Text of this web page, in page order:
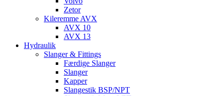
Zetor
Kileremme AVX
AVX 10
AVX 13
Hydraulik
Slanger & Fittings
Færdige Slanger
Slanger
Kapper
Slangestik BSP/NPT